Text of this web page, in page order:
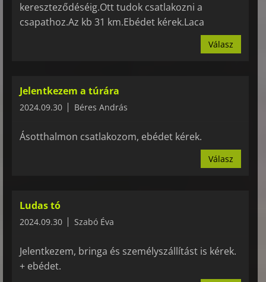
kereszteződéséig.Ott tudok csatlakozni a
csapathoz.Az kb 31 km.Ebédet kérek.Laca
Válasz
Jelentkezem a túrára
2024.09.30 Béres András
Ásotthalmon csatlakozom, ebédet kérek.
Válasz
Ludas tó
2024.09.30 Szabó Éva
Jelentkezem, bringa és személyszállítást is kérek.
+ ebédet.